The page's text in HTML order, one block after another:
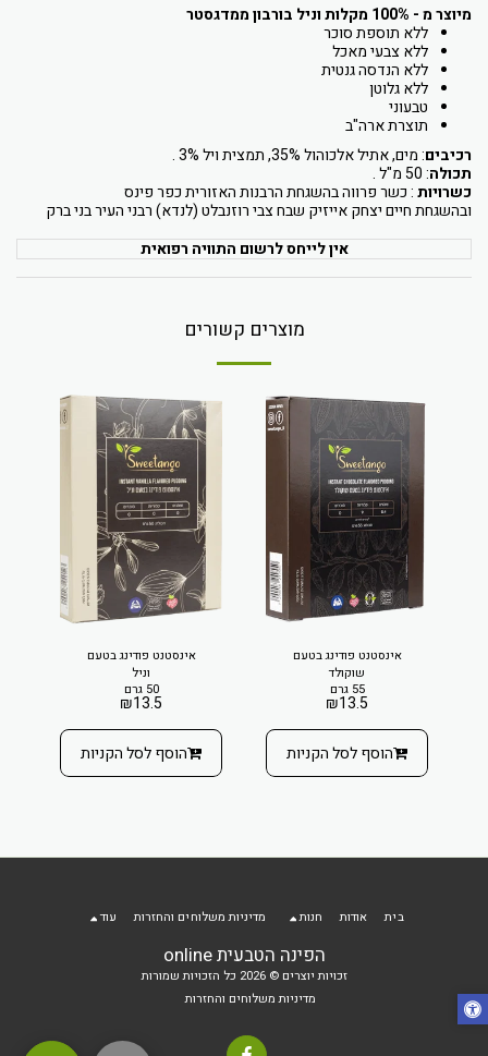
מיוצר מ - 100% מקלות וניל בורבון ממדגסטר
ללא תוספת סוכר
ללא צבעי מאכל
ללא הנדסה גנטית
ללא גלוטן
טבעוני
תוצרת ארה"ב
רכיבים: מים, אתיל אלכוהול 35%, תמצית ויל 3% .
תכולה: 50 מ"ל .
כשרויות: כשר פרווה בהשגחת הרבנות האזורית כפר פינס
ובהשגחת חיים יצחק אייזיק שבח צבי רוזנבלט (לנדא) רבני העיר בני ברק
אין לייחס לרשום התוויה רפואית
מוצרים קשורים
אינסטנט פודינג בטעם
שוקולד
55 גרם
₪13.5
הוסף לסל הקניות
אינסטנט פודינג בטעם
וניל
50 גרם
₪13.5
הוסף לסל הקניות
הפינה הטבעית online
זכויות יוצרים © 2026 כל הזכויות שמורות
מדיניות משלוחים והחזרות
בית אודות חנות מדיניות משלוחים והחזרות עוד